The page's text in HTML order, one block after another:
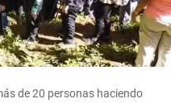
de 20 personas haciendo